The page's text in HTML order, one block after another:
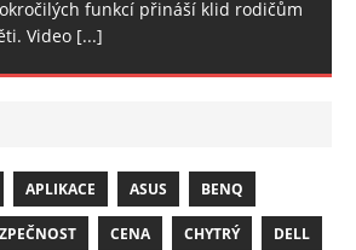
funkcí přináší klid rodičům
Video [...]
APLIKACE ASUS BENQ
CENA CHYTRÝ DELL